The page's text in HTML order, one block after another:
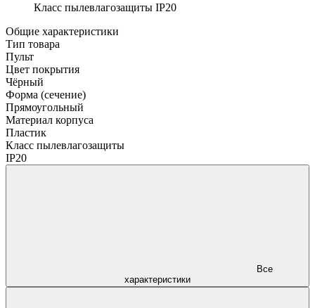
Класс пылевлагозащиты IP20
Общие характеристики
Тип товара
Пульт
Цвет покрытия
Чёрный
Форма (сечение)
Прямоугольный
Материал корпуса
Пластик
Класс пылевлагозащиты
IP20
характеристики